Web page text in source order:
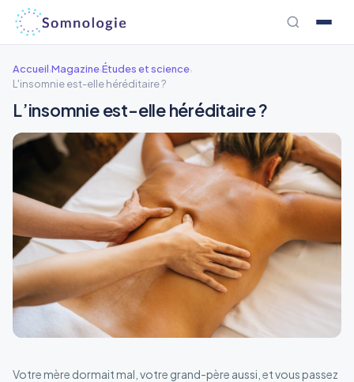
Aller
contenu
Accueil›Magazine›Études et science›
L'insomnie est-elle héréditaire ?
L’insomnie est-elle héréditaire ?
Votre mère dormait mal, votre grand-père aussi, et vous passez